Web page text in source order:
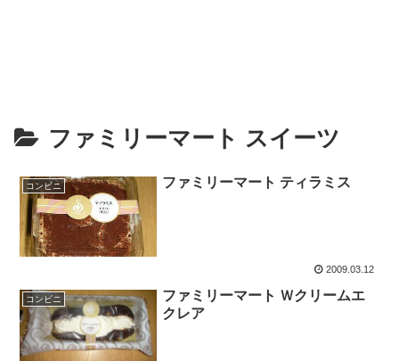
ファミリーマート スイーツ
コンビニ ファミリーマート ティラミス
2009.03.12
コンビニ
ファミリーマート Ｗクリームエ
クレア